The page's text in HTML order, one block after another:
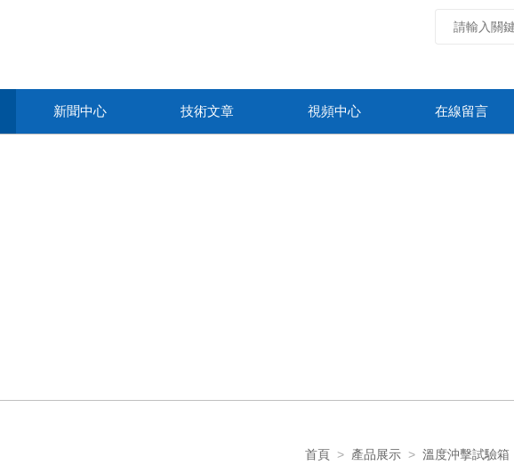
新聞中心 技術文章 視頻中心 在線留言
首頁 > 產品展示 > 溫度沖擊試驗箱